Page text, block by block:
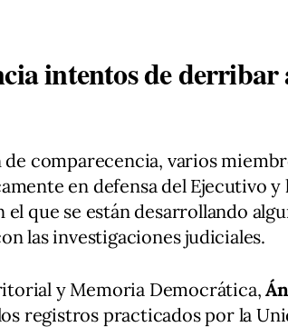
intentos de derribar
comparecencia, varios
en defensa del Ejecutivo y
que se están desarrollando
las investigaciones judiciales.
y Memoria Democrática,
registros practicados por la